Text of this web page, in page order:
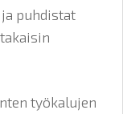
puhdistat
työkalujen